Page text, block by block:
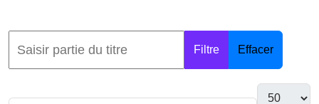
Filtre Effacer